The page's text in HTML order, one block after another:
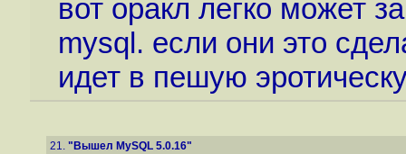
вот оракл легко может
mysql. если они это
идет в пешую
21. "Вышел MySQL 5.0.16"